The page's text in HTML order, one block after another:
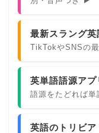
最新スラング
TikTokやSNSの
英単語語源アプ
語源をたどれば
英語のトリビア